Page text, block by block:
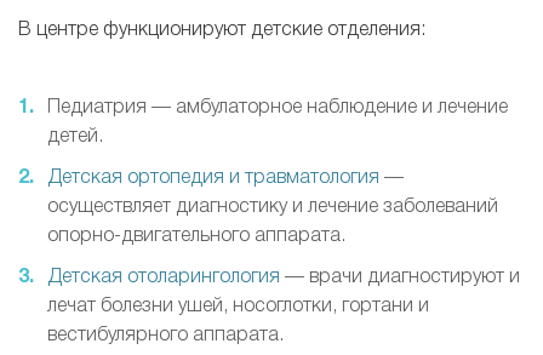
В центре функционируют детские отделения:
Педиатрия — амбулаторное наблюдение и лечение
детей.
Детская ортопедия и травматология —
осуществляет диагностику и лечение заболеваний
опорно-двигательного аппарата.
Детская отоларингология — врачи диагностируют и
лечат болезни ушей, носоглотки, гортани и
вестибулярного аппарата.